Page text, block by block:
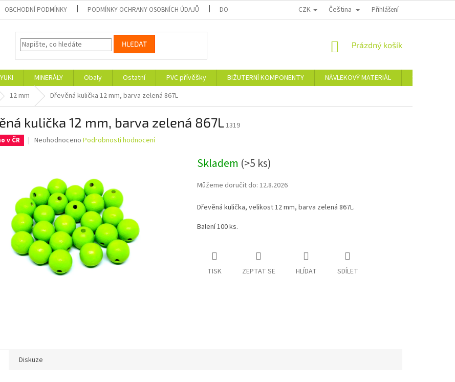
OBCHODNÍ PODMÍNKY PODMÍNKY OCHRANY OSOBNÍCH ÚDAJŮ DOPRAVA A PLATBA KONTAKTY REKLAMAČNÍ ŘÁD
CZK Čeština Přihlášení
HLEDAT
NÁKUPNÍ
Prázdný košík
MINERÁLY Obaly Ostatní PVC přívěšky BIŽUTERNÍ KOMPONENTY NÁVLEKOVÝ MATERIÁL
Skleněné a
12 mm Dřevěná kulička 12 mm, barva zelená 867L
kulička 12 mm, barva zelená 867L1319
v ČR
Průměrné
z
5
hvězdiček.
Neohodnoceno Podrobnosti hodnocení
Skladem (>5 ks)
Můžeme doručit do: 12.8.2026
Dřevěná kulička, velikost 12 mm, barva zelená 867L.
Balení 100 ks.
TISK ZEPTAT SE HLÍDAT SDÍLET
Diskuze